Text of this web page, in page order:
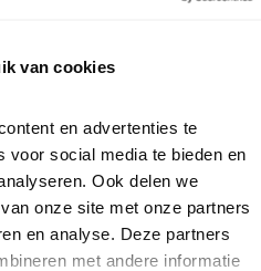
van cookies
en advertenties te
voor social media te bieden en
Ook delen we
onze site met onze partners
en analyse. Deze partners
met andere informatie